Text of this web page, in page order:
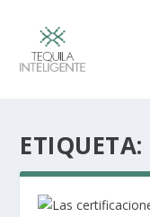
ETIQUETA: